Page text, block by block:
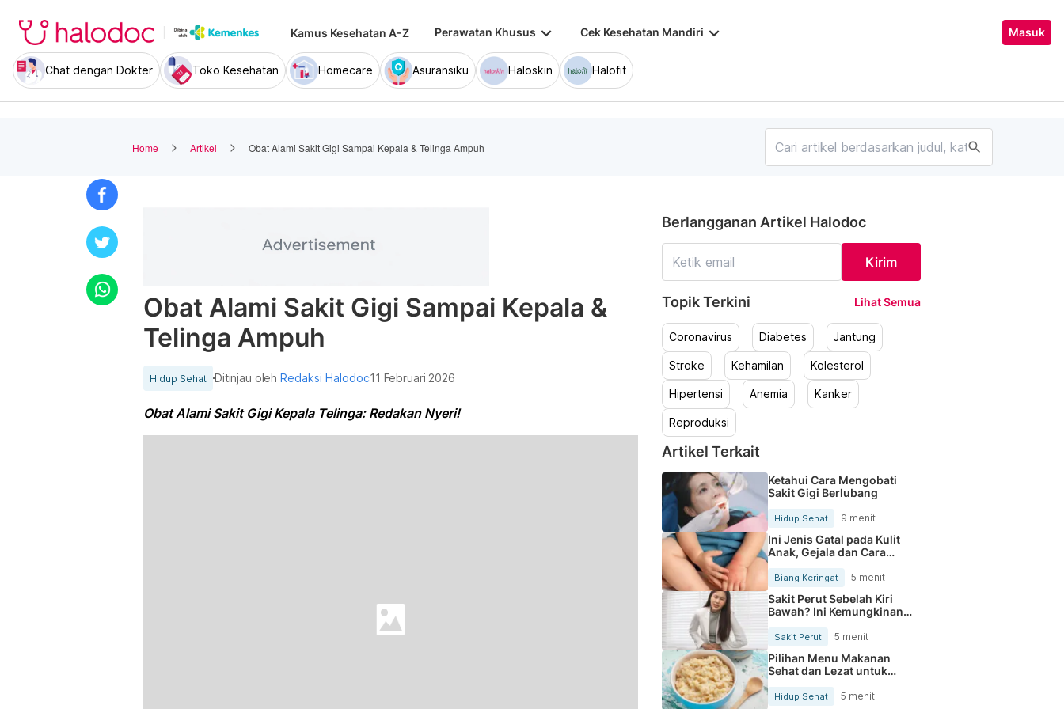
Kamus Kesehatan A-Z Perawatan Khusus keyboard_arrow_down Cek Kesehatan Mandiri keyboard_arrow_down Masuk
Chat dengan Dokter Toko Kesehatan Homecare Asuransiku Haloskin Halofit
Home Artikel Obat Alami Sakit Gigi Sampai Kepala & Telinga Ampuh search
Obat Alami Sakit Gigi Sampai Kepala &
Telinga Ampuh
Hidup Sehat Ditinjau olehRedaksi Halodoc11 Februari 2026
Obat Alami Sakit Gigi Kepala Telinga: Redakan Nyeri!
Berlangganan Artikel Halodoc
Kirim
Topik Terkini Lihat Semua
Coronavirus Diabetes Jantung
Stroke Kehamilan Kolesterol
Hipertensi Anemia Kanker
Reproduksi
Artikel Terkait
Ketahui Cara Mengobati
Sakit Gigi Berlubang
Hidup Sehat 9 menit
Ini Jenis Gatal pada Kulit
Anak, Gejala dan Cara
Mengobatinya
Biang Keringat 5 menit
Sakit Perut Sebelah Kiri
Bawah? Ini Kemungkinan
Sakit Perut 5 menit
Pilihan Menu Makanan
Sehat dan Lezat untuk
Mengurangi Kolesterol
Hidup Sehat 5 menit